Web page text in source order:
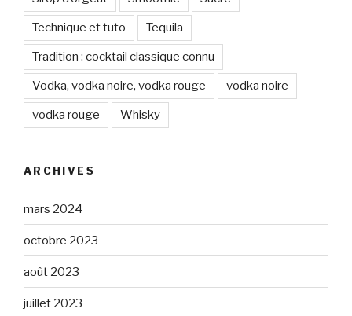
Technique et tuto Tequila
Tradition : cocktail classique connu
Vodka, vodka noire, vodka rouge vodka noire
vodka rouge Whisky
ARCHIVES
mars 2024
octobre 2023
août 2023
juillet 2023